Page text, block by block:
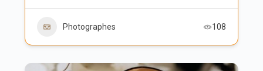
Photographes 108